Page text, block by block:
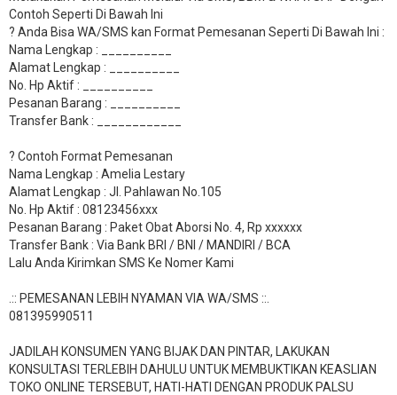
Contoh Seperti Di Bawah Ini
? Anda Bisa WA/SMS kan Format Pemesanan Seperti Di Bawah Ini :
Nama Lengkap : __________
Alamat Lengkap : __________
No. Hp Aktif : __________
Pesanan Barang : __________
Transfer Bank : ____________
? Contoh Format Pemesanan
Nama Lengkap : Amelia Lestary
Alamat Lengkap : Jl. Pahlawan No.105
No. Hp Aktif : 08123456xxx
Pesanan Barang : Paket Obat Aborsi No. 4, Rp xxxxxx
Transfer Bank : Via Bank BRI / BNI / MANDIRI / BCA
Lalu Anda Kirimkan SMS Ke Nomer Kami
.:: PEMESANAN LEBIH NYAMAN VIA WA/SMS ::.
081395990511
JADILAH KONSUMEN YANG BIJAK DAN PINTAR, LAKUKAN
KONSULTASI TERLEBIH DAHULU UNTUK MEMBUKTIKAN KEASLIAN
TOKO ONLINE TERSEBUT, HATI-HATI DENGAN PRODUK PALSU